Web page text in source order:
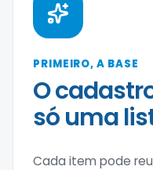
PRIMEIRO, A BASE
O
só uma
Cada item pode